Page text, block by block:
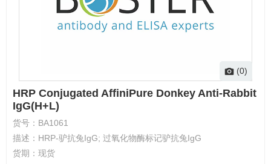
(0)
HRP Conjugated AffiniPure Donkey Anti-Rabbit
IgG(H+L)
货号： BA1061
描述： HRP-驴抗兔IgG; 过氧化物酶标记驴抗兔IgG
货期： 现货